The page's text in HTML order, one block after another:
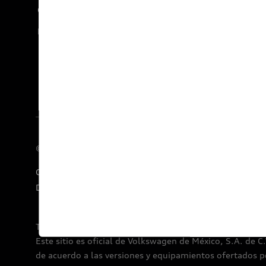
Carreras
Documentos legales
© 2026 AUDI AG. Todos los derechos reservados.
Concesionarios
Declaratoria de Derechos Humanos
Términos y condiciones por Audi de México.
Este sitio es oficial de Volkswagen de México, S.A. de
de acuerdo a las versiones y equipamientos ofertados